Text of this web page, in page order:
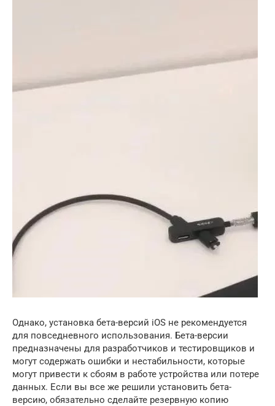
Однако, установка бета-версий iOS не рекомендуется
для повседневного использования. Бета-версии
предназначены для разработчиков и тестировщиков и
могут содержать ошибки и нестабильности, которые
могут привести к сбоям в работе устройства или потере
данных. Если вы все же решили установить бета-
версию, обязательно сделайте резервную копию